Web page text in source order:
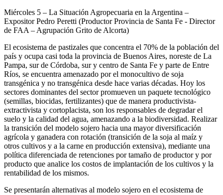
Miércoles 5 – La Situación Agropecuaria en la Argentina –
Expositor Pedro Peretti (Productor Provincia de Santa Fe - Director
de FAA – Agrupación Grito de Alcorta)
El ecosistema de pastizales que concentra el 70% de la población del
país y ocupa casi toda la provincia de Buenos Aires, noreste de La
Pampa, sur de Córdoba, sur y centro de Santa Fe y parte de Entre
Ríos, se encuentra amenazado por el monocultivo de soja
transgénica y no transgénica desde hace varias décadas. Hoy los
sectores dominantes del sector promueven un paquete tecnológico
(semillas, biocidas, fertilizantes) que de manera productivista-
extractivista y cortoplacista, son los responsables de degradar el
suelo y la calidad del agua, amenazando a la biodiversidad. Realizar
la transición del modelo sojero hacia una mayor diversificación
agrícola y ganadera con rotación (transición de la soja al maíz y
otros cultivos y a la carne en producción extensiva), mediante una
política diferenciada de retenciones por tamaño de productor y por
producto que analice los costos de implantación de los cultivos y la
rentabilidad de los mismos.
Se presentarán alternativas al modelo sojero en el ecosistema de